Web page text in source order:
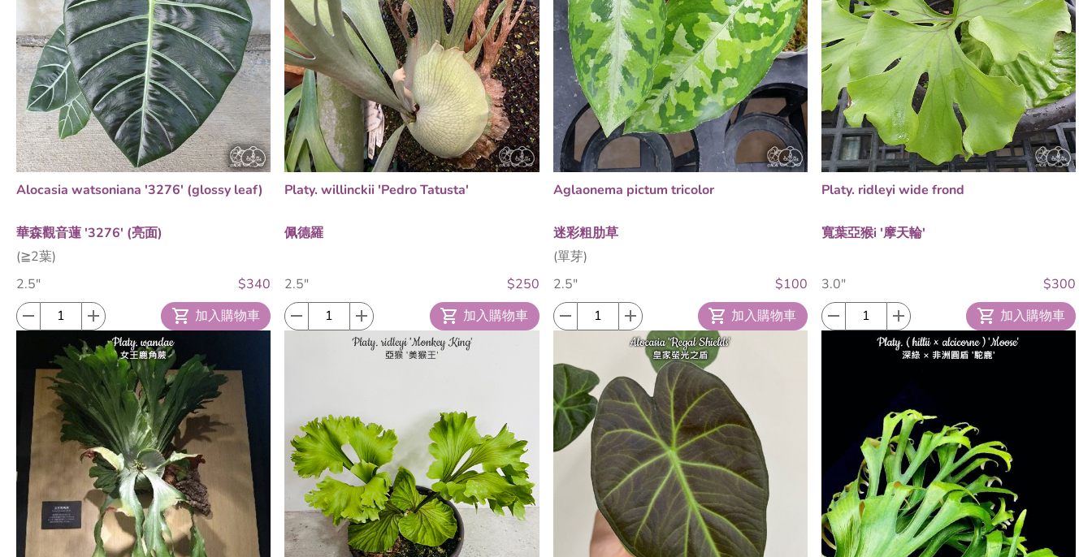
Alocasia watsoniana '3276' (glossy leaf)
華森觀音蓮 '3276' (亮面)
(≧2葉)
2.5"
$340
加入購物車
Platy. willinckii 'Pedro Tatusta'
佩德羅
2.5"
$250
加入購物車
Aglaonema pictum tricolor
迷彩粗肋草
(單芽)
2.5"
$100
加入購物車
Platy. ridleyi wide frond
寬葉亞猴i '摩天輪'
3.0"
$300
加入購物車